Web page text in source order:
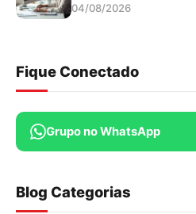
04/08/2026
Fique Conectado
Grupo no WhatsApp
Blog Categorias